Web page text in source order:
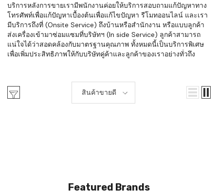
บริการหลังการขายเรามีพนักงานค่อยให้บริการสอบถามแก้ปัญหาทาง
โทรศัพท์เพื่อแก้ปัญหาเบื้องต้นเพื่อแก้ไขปัญหา รีโมทออนไลน์ และเรา
มีบริการถึงที่ (Onsite Service) ถึงบ้านหรือสำนักงาน หรือแบบลูกค้า
ส่งเครื่องเข้ามาซ่อมแซมที่บริษัทฯ (In side Service) ลูกค้าสามารถ
แน่ใจได้ว่าสอดคล้องกับมาตรฐานคุณภาพ ทั้งหมดนี้เป็นบริการพิเศษ
เพื่อเพิ่มประสิทธิภาพให้กับบริษัทคู่ค้าและลูกค้าของเราอย่างทั่วถึง
สินค้าขายดี
Featured Brands